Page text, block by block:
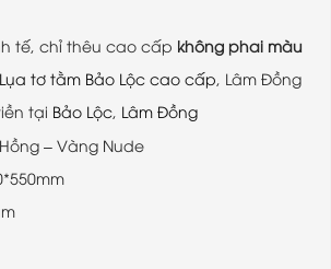
tế, chỉ thêu cao cấp không phai màu
Lụa tơ tằm Bảo Lộc cao cấp, Lâm Đồng
tại Bảo Lộc, Lâm Đồng
– Vàng Nude